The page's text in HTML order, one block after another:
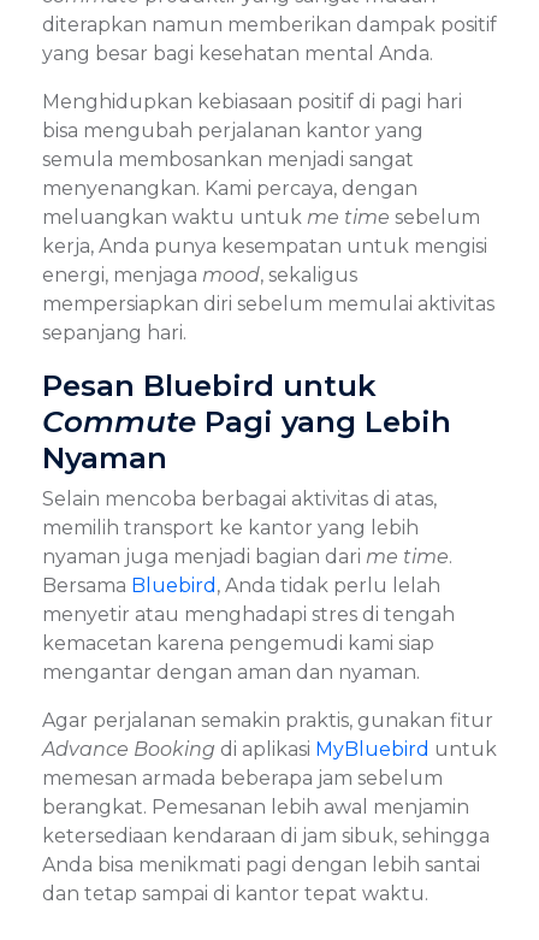
diterapkan namun memberikan dampak positif
yang besar bagi kesehatan mental Anda.
Menghidupkan kebiasaan positif di pagi hari
bisa mengubah perjalanan kantor yang
semula membosankan menjadi sangat
menyenangkan. Kami percaya, dengan
meluangkan waktu untuk me time sebelum
kerja, Anda punya kesempatan untuk mengisi
energi, menjaga mood, sekaligus
mempersiapkan diri sebelum memulai aktivitas
sepanjang hari.
Pesan Bluebird untuk
Commute Pagi yang Lebih
Nyaman
Selain mencoba berbagai aktivitas di atas,
memilih transport ke kantor yang lebih
nyaman juga menjadi bagian dari me time.
Bersama Bluebird , Anda tidak perlu lelah
menyetir atau menghadapi stres di tengah
kemacetan karena pengemudi kami siap
mengantar dengan aman dan nyaman.
Agar perjalanan semakin praktis, gunakan fitur
Advance Booking di aplikasi MyBluebird untuk
memesan armada beberapa jam sebelum
berangkat. Pemesanan lebih awal menjamin
ketersediaan kendaraan di jam sibuk, sehingga
Anda bisa menikmati pagi dengan lebih santai
dan tetap sampai di kantor tepat waktu.